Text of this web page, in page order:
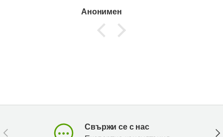
Анонимен
Предишен
Свържи се с нас